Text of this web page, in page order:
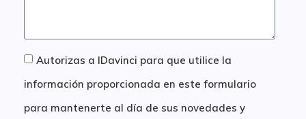
Autorizas a IDavinci para que utilice la
información proporcionada en este formulario
para mantenerte al día de sus novedades y